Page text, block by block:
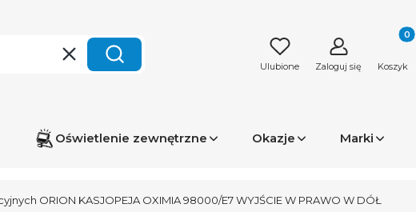
WyczyśćSzukaj Ulubione Zaloguj się Koszyk
Oświetlenie zewnętrzne Okazje Marki
ORION KASJOPEJA OXIMIA 98000/E7 WYJŚCIE W PRAWO W DÓŁ